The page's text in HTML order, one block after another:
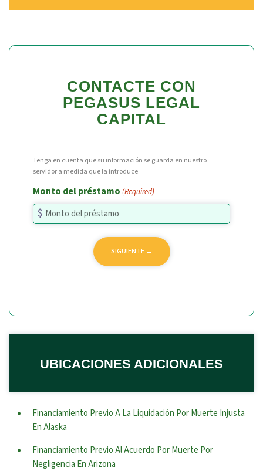
CONTACTE CON
PEGASUS LEGAL
CAPITAL
Tenga en cuenta que su información se guarda en nuestro
servidor a medida que la introduce.
Monto del préstamo (Required)
UBICACIONES ADICIONALES
Financiamiento Previo A La Liquidación Por Muerte Injusta
En Alaska
Financiamiento Previo Al Acuerdo Por Muerte Por
Negligencia En Arizona